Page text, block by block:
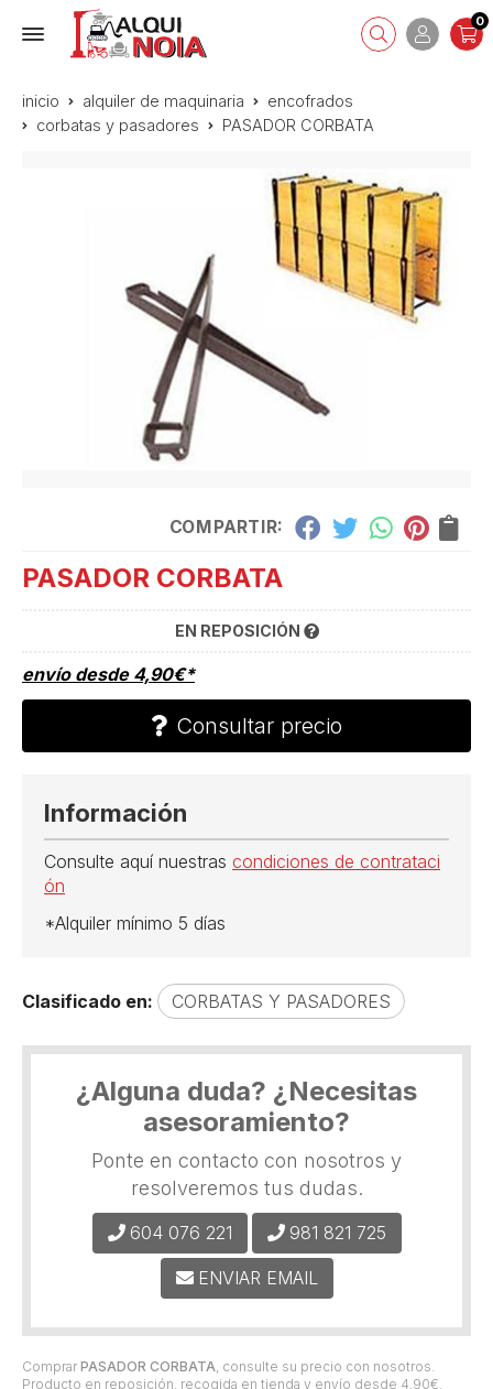
0
inicio alquiler de maquinaria
encofrados
corbatas y pasadores
PASADOR CORBATA
COMPARTIR:
PASADOR CORBATA
EN REPOSICIÓN
envío desde 4,90€*
Consultar precio
Comprar PASADOR CORBATA, consulte su precio con nosotros.
Producto en reposición, recogida en tienda y envío desde 4,90€.
Información
Consulte aquí nuestras condiciones de contrataci
ón
*Alquiler mínimo 5 días
Clasificado en: CORBATAS Y PASADORES
¿Alguna duda? ¿Necesitas
asesoramiento?
Ponte en contacto con nosotros y
resolveremos tus dudas.
604 076 221 981 821 725
ENVIAR EMAIL